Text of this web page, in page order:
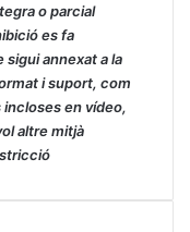
o parcial
es fa
annexat a la
i suport, com
en vídeo,
altre mitjà